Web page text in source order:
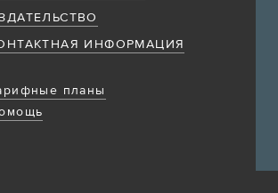
ИНФОРМАЦИЯ
планы